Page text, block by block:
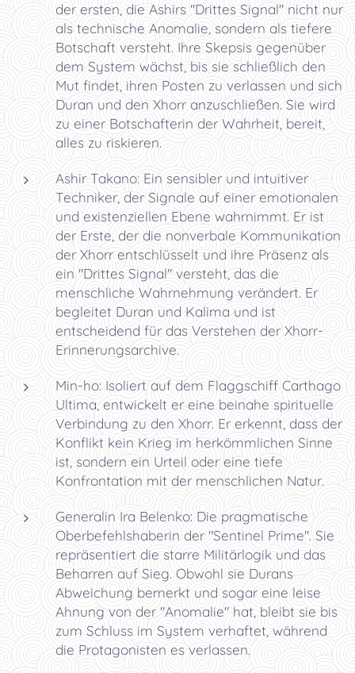
der ersten, die Ashirs "Drittes Signal" nicht nur
als technische Anomalie, sondern als tiefere
Botschaft versteht. Ihre Skepsis gegenüber
dem System wächst, bis sie schließlich den
Mut findet, ihren Posten zu verlassen und sich
Duran und den Xhorr anzuschließen. Sie wird
zu einer Botschafterin der Wahrheit, bereit,
alles zu riskieren.
Ashir Takano: Ein sensibler und intuitiver
Techniker, der Signale auf einer emotionalen
und existenziellen Ebene wahrnimmt. Er ist
der Erste, der die nonverbale Kommunikation
der Xhorr entschlüsselt und ihre Präsenz als
ein "Drittes Signal" versteht, das die
menschliche Wahrnehmung verändert. Er
begleitet Duran und Kalima und ist
entscheidend für das Verstehen der Xhorr-
Erinnerungsarchive.
Min-ho: Isoliert auf dem Flaggschiff Carthago
Ultima, entwickelt er eine beinahe spirituelle
Verbindung zu den Xhorr. Er erkennt, dass der
Konflikt kein Krieg im herkömmlichen Sinne
ist, sondern ein Urteil oder eine tiefe
Konfrontation mit der menschlichen Natur.
Generalin Ira Belenko: Die pragmatische
Oberbefehlshaberin der "Sentinel Prime". Sie
repräsentiert die starre Militärlogik und das
Beharren auf Sieg. Obwohl sie Durans
Abweichung bemerkt und sogar eine leise
Ahnung von der "Anomalie" hat, bleibt sie bis
zum Schluss im System verhaftet, während
die Protagonisten es verlassen.